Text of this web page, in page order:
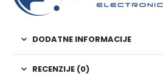
DODATNE INFORMACIJE
RECENZIJE (0)